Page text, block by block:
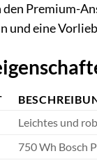
Premium-
und eine
Leichtes und
750 Wh Bosch